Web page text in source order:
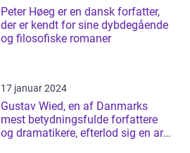
Peter Høeg er en dansk forfatter,
der er kendt for sine dybdegående
og filosofiske romaner
17 januar 2024
Gustav Wied, en af Danmarks
mest betydningsfulde forfattere
og dramatikere, efterlod sig en arv